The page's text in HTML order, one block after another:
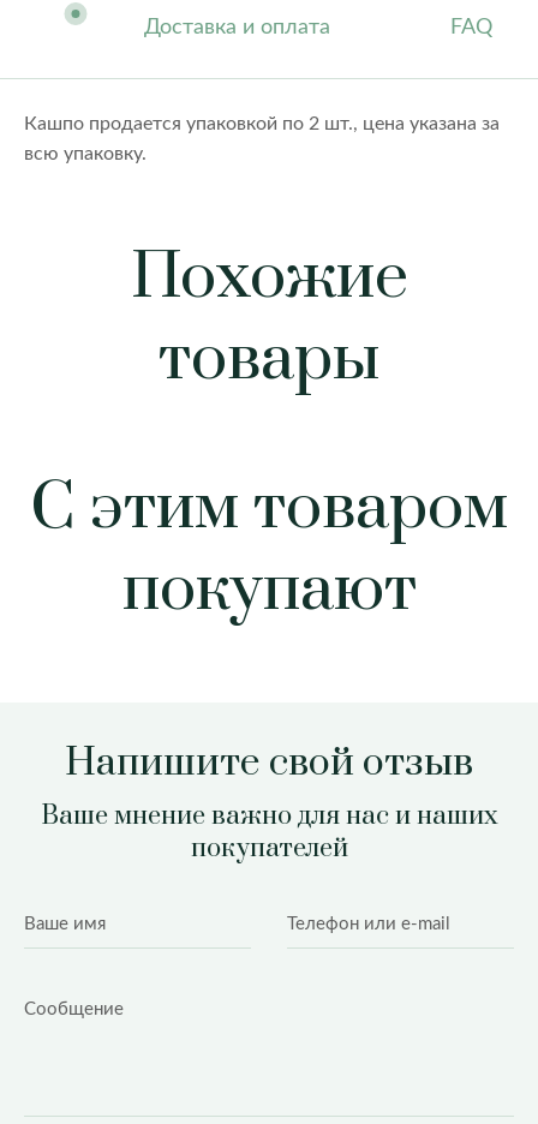
Доставка и оплата FAQ
Кашпо продается упаковкой по 2 шт., цена указана за
всю упаковку.
Похожие
товары
С этим товаром
покупают
Напишите свой отзыв
Ваше мнение важно для нас и наших
покупателей